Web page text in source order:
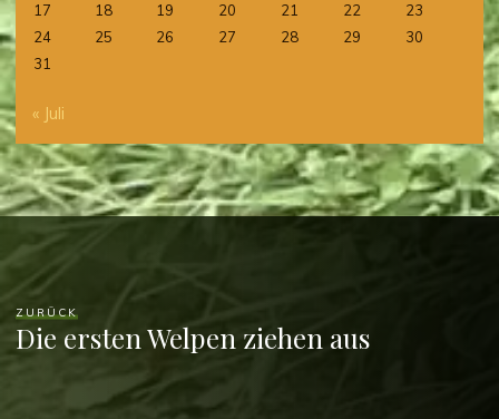
17
18 19 20 21 22
23
24
25 26 27 28 29
30
31
« Juli
ZURÜCK
Die ersten Welpen ziehen aus